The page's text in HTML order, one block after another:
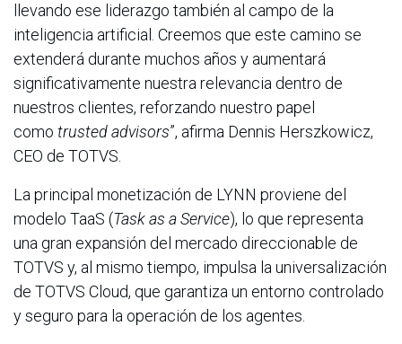
llevando ese liderazgo también al campo de la
inteligencia artificial. Creemos que este camino se
extenderá durante muchos años y aumentará
significativamente nuestra relevancia dentro de
nuestros clientes, reforzando nuestro papel
como trusted advisors”, afirma Dennis Herszkowicz,
CEO de TOTVS.
La principal monetización de LYNN proviene del
modelo TaaS (Task as a Service), lo que representa
una gran expansión del mercado direccionable de
TOTVS y, al mismo tiempo, impulsa la universalización
de TOTVS Cloud, que garantiza un entorno controlado
y seguro para la operación de los agentes.